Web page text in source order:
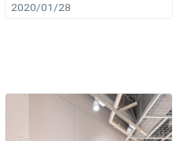
2020/01/28